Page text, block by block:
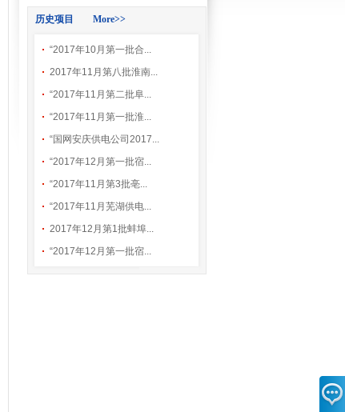
历史项目 More>>
“2017年10月第一批合...
2017年11月第八批淮南...
“2017年11月第二批阜...
“2017年11月第一批淮...
“国网安庆供电公司2017...
“2017年12月第一批宿...
“2017年11月第3批亳...
“2017年11月芜湖供电...
2017年12月第1批蚌埠...
“2017年12月第一批宿...